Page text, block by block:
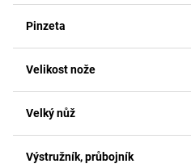
Pinzeta
Velikost nože
Velký nůž
Výstružník, průbojník